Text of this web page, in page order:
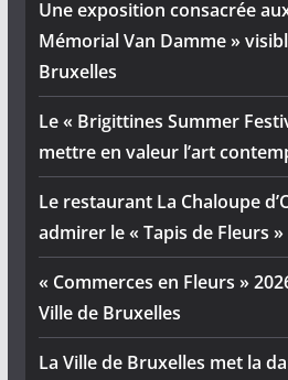
Une exposition consacrée
Mémorial Van Damme »
Bruxelles
Le « Brigittines Summer
mettre en valeur l’art
Le restaurant La Chaloupe
admirer le « Tapis de Fleurs »
« Commerces en Fleurs »
Ville de Bruxelles
La Ville de Bruxelles met la